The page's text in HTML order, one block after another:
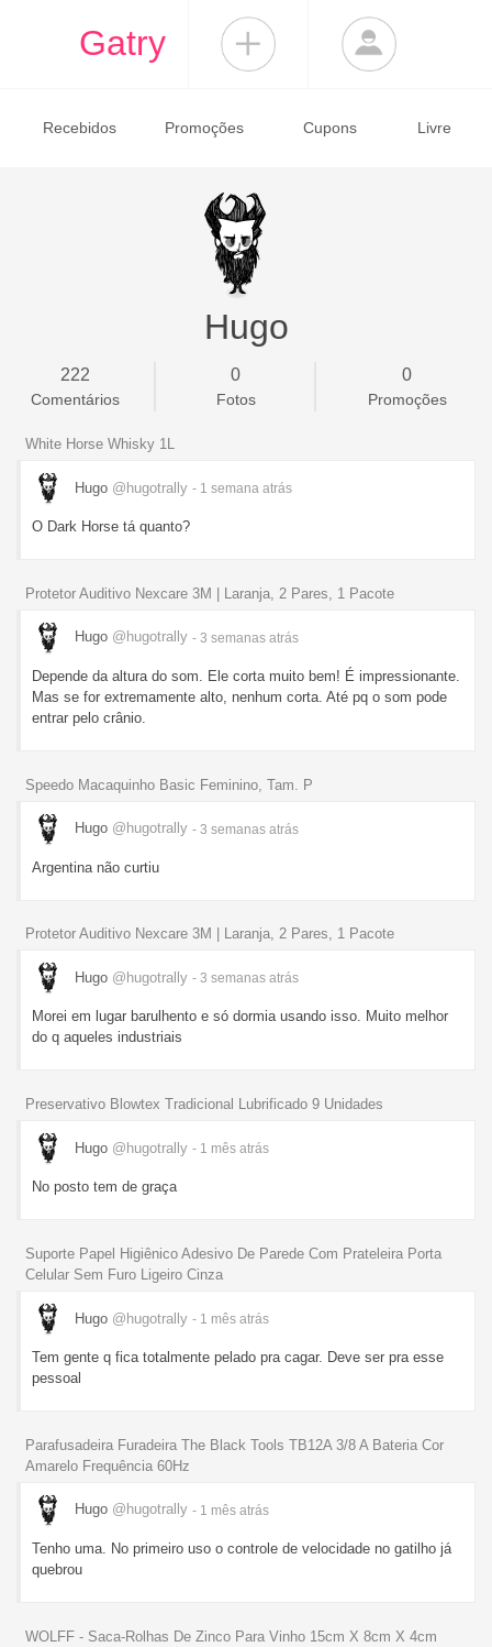
Gatry
Recebidos Promoções Cupons Livre
Hugo
222
Comentários
0
Fotos
0
Promoções
White Horse Whisky 1L
Hugo @hugotrally - 1 semana atrás
O Dark Horse tá quanto?
Protetor Auditivo Nexcare 3M | Laranja, 2 Pares, 1 Pacote
Hugo @hugotrally - 3 semanas atrás
Depende da altura do som. Ele corta muito bem! É impressionante.
Mas se for extremamente alto, nenhum corta. Até pq o som pode
entrar pelo crânio.
Speedo Macaquinho Basic Feminino, Tam. P
Hugo @hugotrally - 3 semanas atrás
Argentina não curtiu
Protetor Auditivo Nexcare 3M | Laranja, 2 Pares, 1 Pacote
Hugo @hugotrally - 3 semanas atrás
Morei em lugar barulhento e só dormia usando isso. Muito melhor
do q aqueles industriais
Preservativo Blowtex Tradicional Lubrificado 9 Unidades
Hugo @hugotrally - 1 mês atrás
No posto tem de graça
Suporte Papel Higiênico Adesivo De Parede Com Prateleira Porta
Celular Sem Furo Ligeiro Cinza
Hugo @hugotrally - 1 mês atrás
Tem gente q fica totalmente pelado pra cagar. Deve ser pra esse
pessoal
Parafusadeira Furadeira The Black Tools TB12A 3/8 A Bateria Cor
Amarelo Frequência 60Hz
Hugo @hugotrally - 1 mês atrás
Tenho uma. No primeiro uso o controle de velocidade no gatilho já
quebrou
WOLFF - Saca-Rolhas De Zinco Para Vinho 15cm X 8cm X 4cm